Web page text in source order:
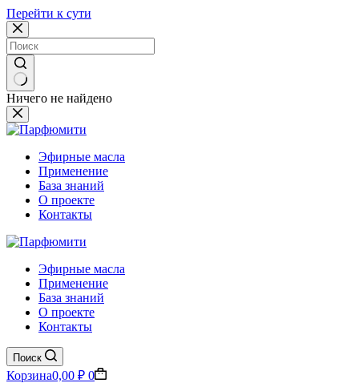
Перейти к сути
Ничего не найдено
Эфирные масла
Применение
База знаний
О проекте
Контакты
Эфирные масла
Применение
База знаний
О проекте
Контакты
Поиск
Корзина0,00 ₽ 0